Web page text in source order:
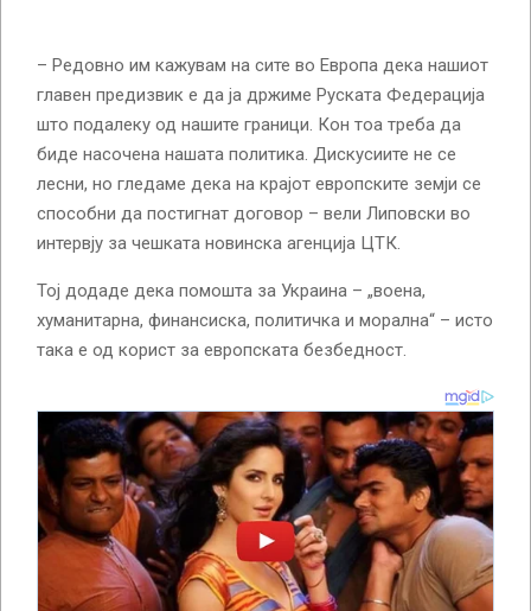
– Редовно им кажувам на сите во Европа дека нашиот
главен предизвик е да ја држиме Руската Федерација
што подалеку од нашите граници. Кон тоа треба да
биде насочена нашата политика. Дискусиите не се
лесни, но гледаме дека на крајот европските земји се
способни да постигнат договор – вели Липовски во
интервју за чешката новинска агенција ЦТК.
Тој додаде дека помошта за Украина – „воена,
хуманитарна, финансиска, политичка и морална“ – исто
така е од корист за европската безбедност.